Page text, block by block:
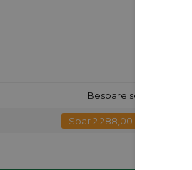
Besparelse
Spar 2.288,00